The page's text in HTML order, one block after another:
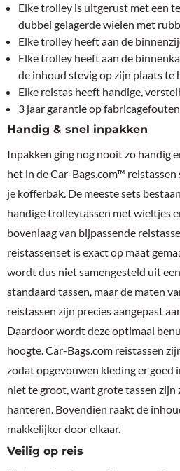
Elke trolley is uitgerust met een
dubbel gelagerde wielen met
Elke trolley heeft aan de
Elke trolley heeft aan de
de inhoud stevig op zijn plaats te
Elke reistas heeft handige,
3 jaar garantie op
Handig & snel inpakken
Inpakken ging nog nooit zo handig
het in de Car-Bags.com™
je kofferbak. De meeste sets
handige trolleytassen met wieltjes
bovenlaag van bijpassende
reistassenset is exact op maat
wordt dus niet samengesteld uit
standaard tassen, maar de maten
reistassen zijn precies aangepast
Daardoor wordt deze optimaal
hoogte. Car-Bags.com reistassen
zodat opgevouwen kleding er goed
niet te groot, want grote tassen zijn
hanteren. Bovendien raakt de
makkelijker door elkaar.
Veilig op reis